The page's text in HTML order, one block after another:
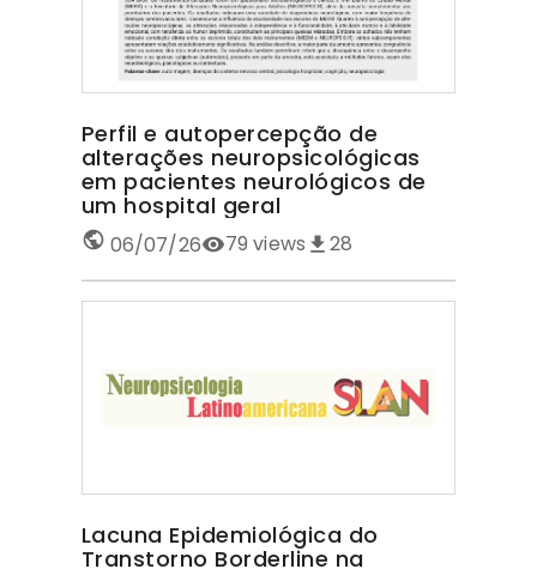
Perfil e autopercepção de
alterações neuropsicológicas
em pacientes neurológicos de
um hospital geral
06/07/26 79 views 28
Lacuna Epidemiológica do
Transtorno Borderline na